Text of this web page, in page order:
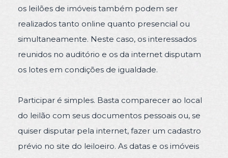
os leilões de imóveis também podem ser
realizados tanto online quanto presencial ou
simultaneamente. Neste caso, os interessados
reunidos no auditório e os da internet disputam
os lotes em condições de igualdade.
Participar é simples. Basta comparecer ao local
do leilão com seus documentos pessoais ou, se
quiser disputar pela internet, fazer um cadastro
prévio no site do leiloeiro. As datas e os imóveis